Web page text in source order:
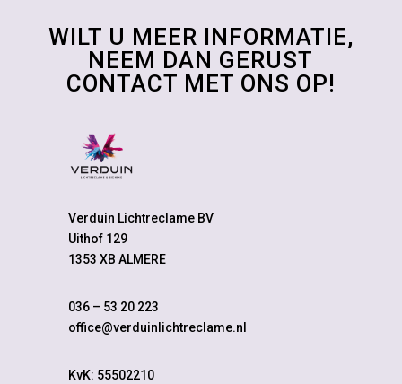
WILT U MEER INFORMATIE,
NEEM DAN GERUST
CONTACT MET ONS OP!
Verduin Lichtreclame BV
Uithof 129
1353 XB ALMERE
036 – 53 20 223
office@verduinlichtreclame.nl
KvK: 55502210